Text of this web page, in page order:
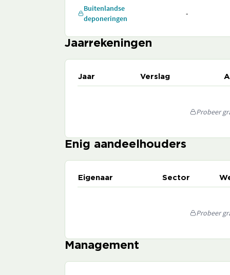
Buitenlandse
deponeringen
-
Jaarrekeningen
Jaar Verslag
Probeer
Enig aandeelhouders
Eigenaar Sector
Probeer
Management